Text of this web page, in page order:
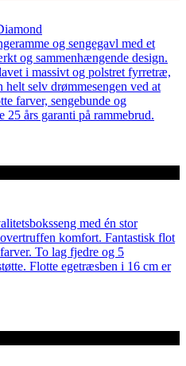
og sengegavl med et
og sammenhængende design.
i massivt og polstret fyrretræ,
selv drømmesengen ved at
farver, sengebunde og
25 års garanti på rammebrud.
med én stor
komfort. Fantastisk flot
To lag fjedre og 5
Flotte egetræsben i 16 cm er